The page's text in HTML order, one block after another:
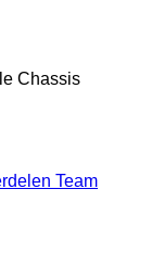
Chassis
Team